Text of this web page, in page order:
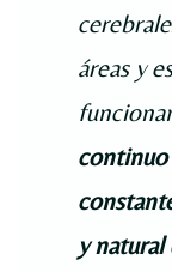
áreas y
y natural